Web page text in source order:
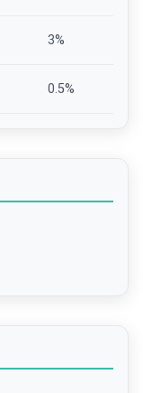
3%
0.5%